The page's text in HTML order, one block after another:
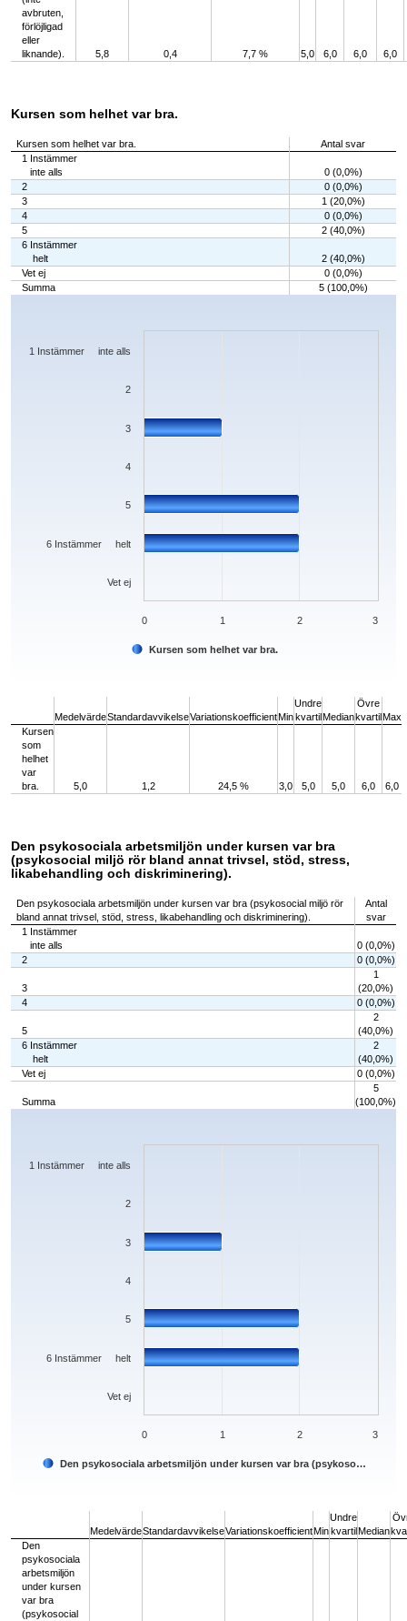
avbruten,
förlöjligad
eller
liknande).
5,8 0,4 7,7 % 5,0 6,0 6,0 6,0
Kursen som helhet var bra.
Kursen som helhet var bra.
Antal svar
1 Instämmer
inte alls
0 (0,0%)
2
0 (0,0%)
3
1 (20,0%)
4
0 (0,0%)
5
2 (40,0%)
6 Instämmer
helt
2 (40,0%)
Vet ej
0 (0,0%)
Summa
5 (100,0%)
Chart
The chart has 1 X axis displaying categories.
Kursen som helhet var bra.
Vet ej
6 Instämmer helt
5
4
3
2
1 Instämmer inte alls
0 1 2 3
MedelvärdeStandardavvikelseVariationskoefficientMin
Undre
kvartil Median
Övre
kvartil Max
Kursen
som
helhet
var
bra.
5,0 1,2 24,5 % 3,0 5,0 5,0 6,0 6,0
Den psykosociala arbetsmiljön under kursen var bra
(psykosocial miljö rör bland annat trivsel, stöd, stress,
likabehandling och diskriminering).
Den psykosociala arbetsmiljön under kursen var bra (psykosocial miljö rör
bland annat trivsel, stöd, stress, likabehandling och diskriminering).
Antal
svar
1 Instämmer
inte alls
0 (0,0%)
2
0 (0,0%)
3
1
(20,0%)
4
0 (0,0%)
5
2
(40,0%)
6 Instämmer
helt
2
(40,0%)
Vet ej
0 (0,0%)
Summa
5
(100,0%)
Chart
The chart has 1 X axis displaying categories.
Den psykosociala arbetsmiljön under kursen var bra (psykoso…
Vet ej
6 Instämmer helt
5
4
3
2
1 Instämmer inte alls
0 1 2 3
MedelvärdeStandardavvikelseVariationskoefficientMin
Undre
kvartil Median
Den
psykosociala
arbetsmiljön
under kursen
var bra
(psykosocial